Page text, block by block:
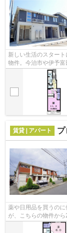
新しい生活のスター
物件。今治市や伊予
い経験豊富なスタッ
賃貸 | アパート
薬や日用品を買うのに
が、こちらの物件か
です。当社は今治市